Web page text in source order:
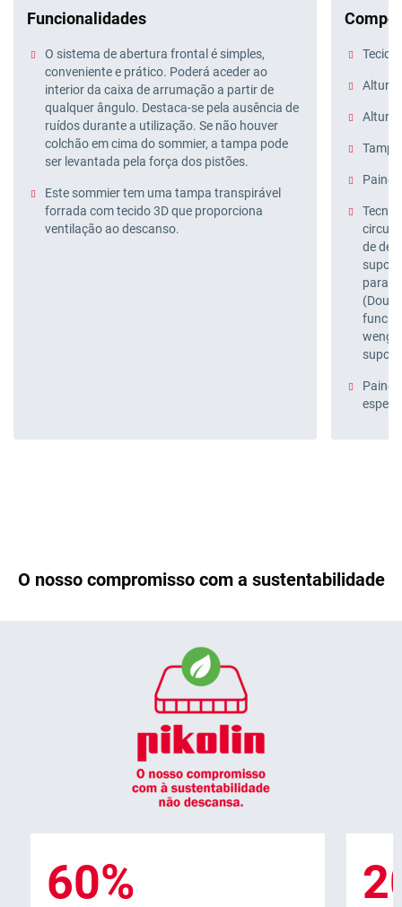
Funcionalidades
O sistema de abertura frontal é simples,
conveniente e prático. Poderá aceder ao
interior da caixa de arrumação a partir de
qualquer ângulo. Destaca-se pela ausência de
ruídos durante a utilização. Se não houver
colchão em cima do sommier, a tampa pode
ser levantada pela força dos pistões.
Este sommier tem uma tampa transpirável
forrada com tecido 3D que proporciona
ventilação ao descanso.
Tecido
Altura
Altura
de
para
O nosso compromisso com a sustentabilidade
60%